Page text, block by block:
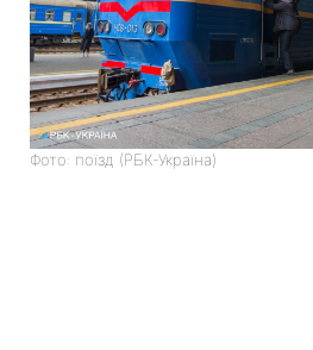
Фото: поїзд (РБК-Україна)